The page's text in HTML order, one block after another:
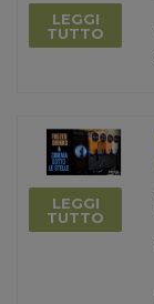
LEGGI
TUTTO
LEGGI
TUTTO